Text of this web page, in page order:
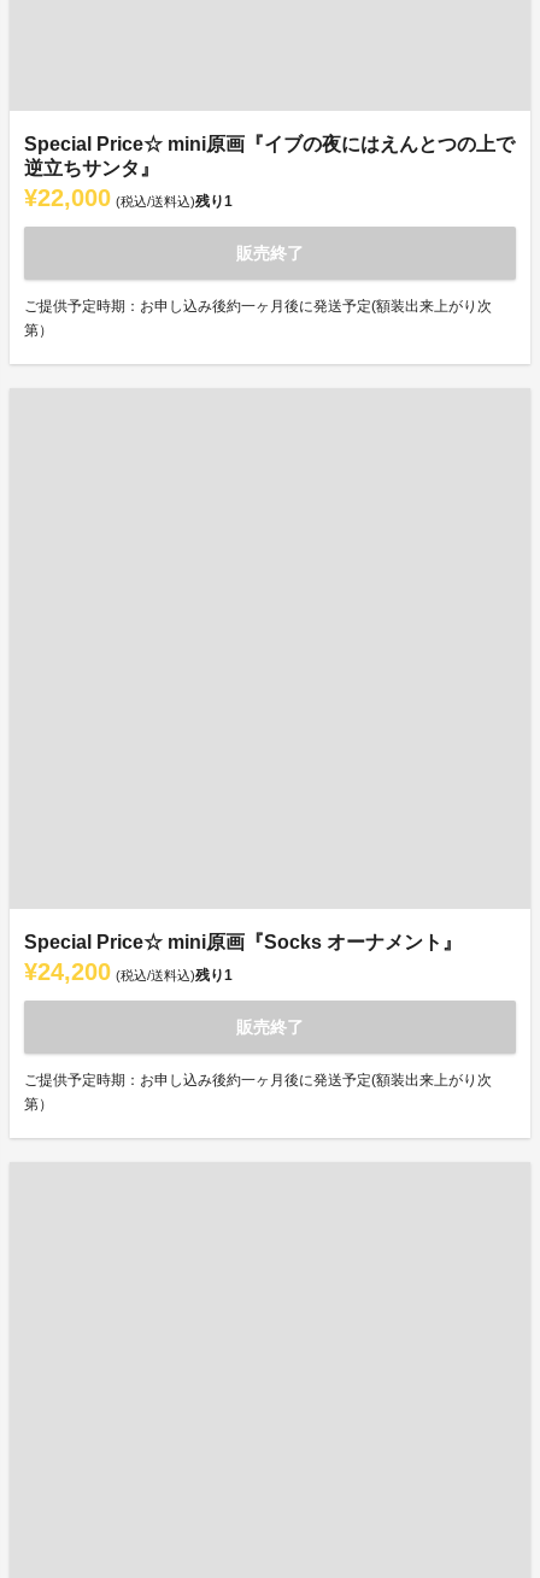
Special Price☆ mini原画『イブの夜にはえんとつの上で
逆立ちサンタ』
¥22,000 (税込/送料込)残り1
販売終了
ご提供予定時期：お申し込み後約一ヶ月後に発送予定(額装出来上がり次
第）
Special Price☆ mini原画『Socks オーナメント』
¥24,200 (税込/送料込)残り1
販売終了
ご提供予定時期：お申し込み後約一ヶ月後に発送予定(額装出来上がり次
第）